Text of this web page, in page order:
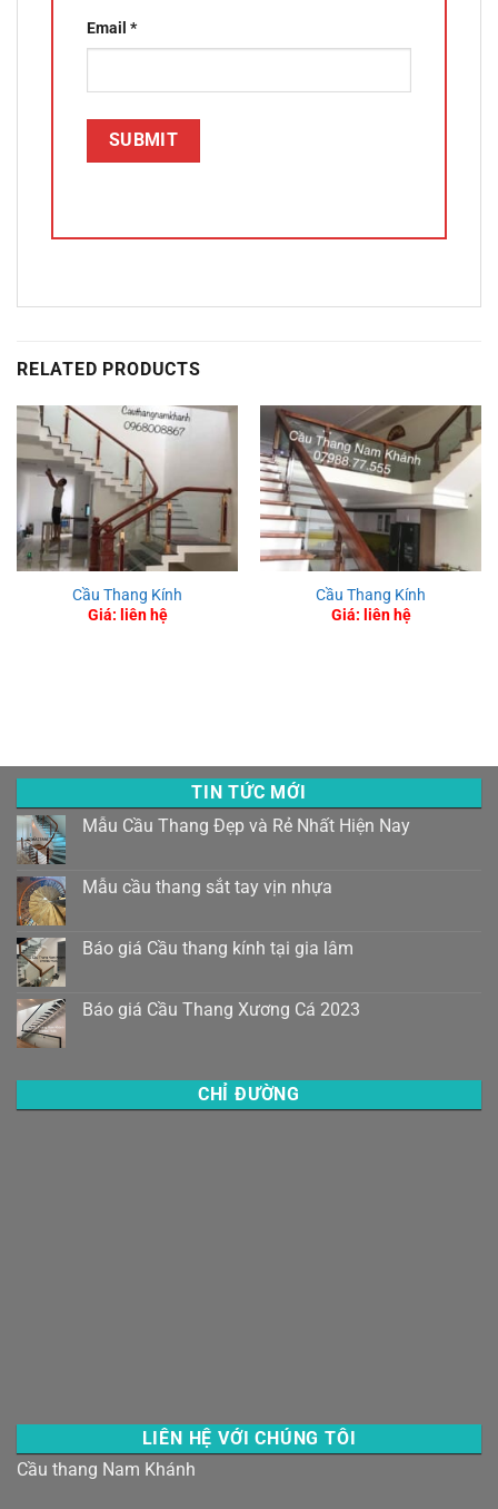
Email *
RELATED PRODUCTS
Cầu Thang Kính
Giá: liên hệ
Cầu Thang Kính
Giá: liên hệ
TIN TỨC MỚI
Mẫu Cầu Thang Đẹp và Rẻ Nhất Hiện Nay
Mẫu cầu thang sắt tay vịn nhựa
Báo giá Cầu thang kính tại gia lâm
Báo giá Cầu Thang Xương Cá 2023
CHỈ ĐƯỜNG
LIÊN HỆ VỚI CHÚNG TÔI
Cầu thang Nam Khánh